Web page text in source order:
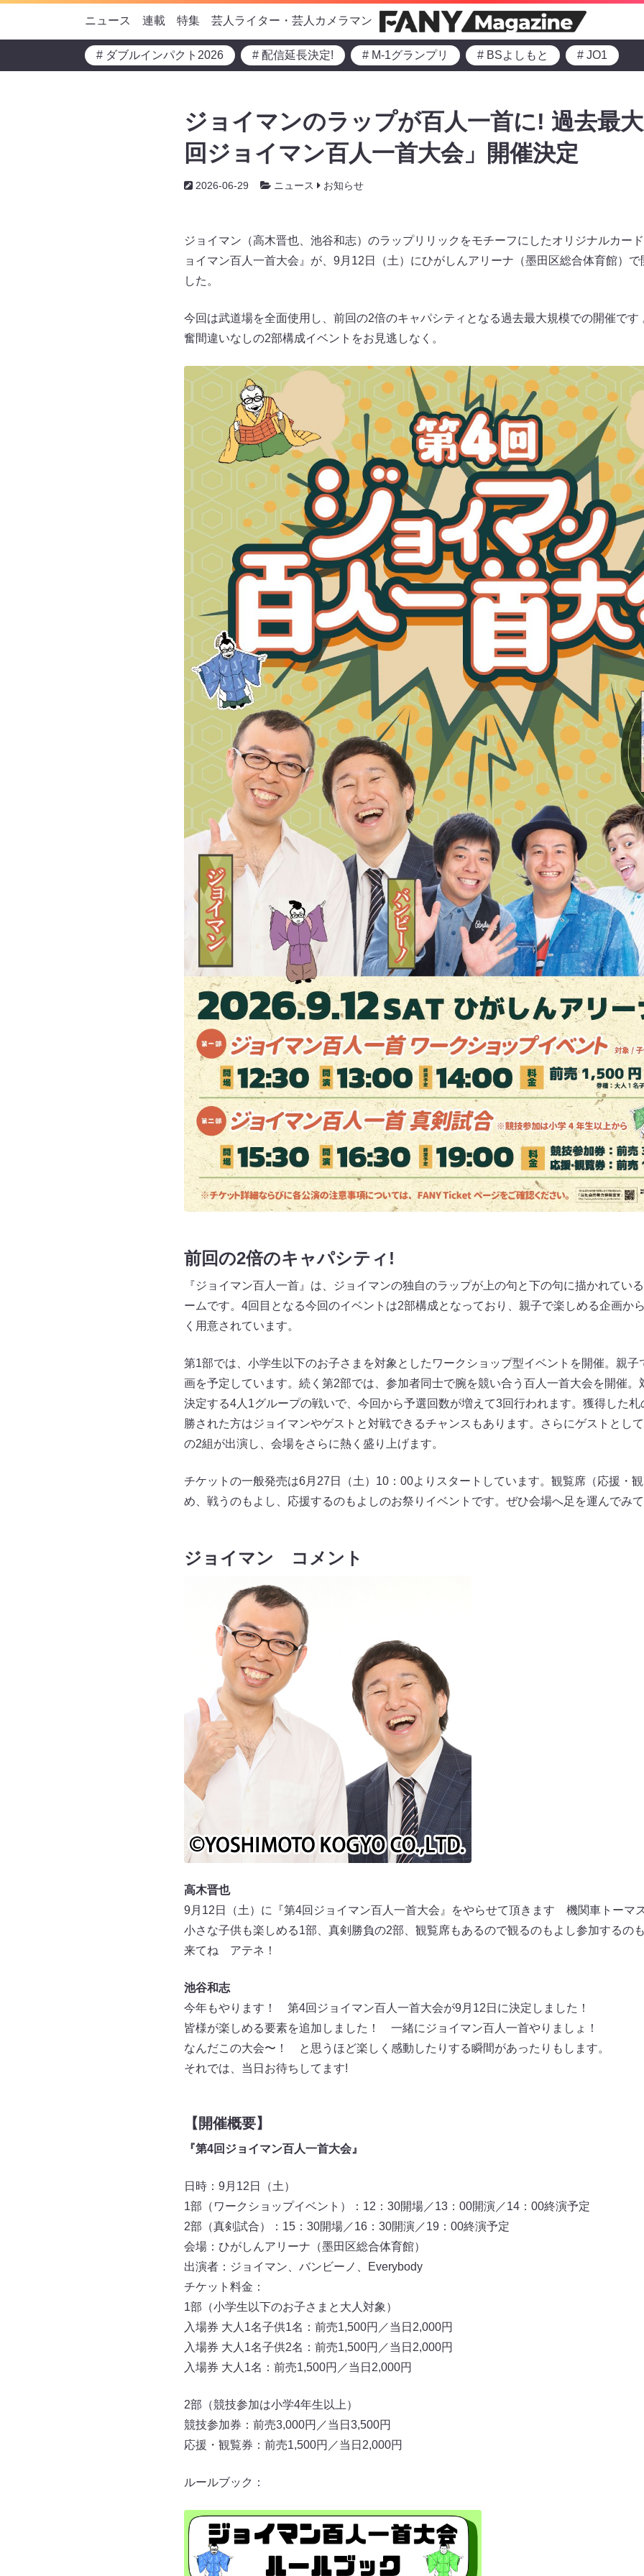
ニュース 連載 特集 芸人ライター・芸人カメラマン
# ダブルインパクト2026 # 配信延長決定! # M-1グランプリ # BSよしもと # JO1
ジョイマンのラップが百人一首に! 過去最
回ジョイマン百人一首大会」開催決定
2026-06-29 ニュース お知らせ
ジョイマン（高木晋也、池谷和志）のラップリリックをモチーフにしたオリジナルカー
ョイマン百人一首大会』が、9月12日（土）にひがしんアリーナ（墨田区総合体育館）で
した。
今回は武道場を全面使用し、前回の2倍のキャパシティとなる過去最大規模での開催です
奮間違いなしの2部構成イベントをお見逃しなく。
前回の2倍のキャパシティ!
『ジョイマン百人一首』は、ジョイマンの独自のラップが上の句と下の句に描かれてい
ームです。4回目となる今回のイベントは2部構成となっており、親子で楽しめる企画か
く用意されています。
第1部では、小学生以下のお子さまを対象としたワークショップ型イベントを開催。親子
画を予定しています。続く第2部では、参加者同士で腕を競い合う百人一首大会を開催。
決定する4人1グループの戦いで、今回から予選回数が増えて3回行われます。獲得した
勝された方はジョイマンやゲストと対戦できるチャンスもあります。さらにゲストとし
の2組が出演し、会場をさらに熱く盛り上げます。
チケットの一般発売は6月27日（土）10：00よりスタートしています。観覧席（応援・
め、戦うのもよし、応援するのもよしのお祭りイベントです。ぜひ会場へ足を運んでみて
ジョイマン コメント
高木晋也
9月12日（土）に『第4回ジョイマン百人一首大会』をやらせて頂きます 機関車トーマス
小さな子供も楽しめる1部、真剣勝負の2部、観覧席もあるので観るのもよし参加するの
来てね アテネ！
池谷和志
今年もやります！ 第4回ジョイマン百人一首大会が9月12日に決定しました！
皆様が楽しめる要素を追加しました！ 一緒にジョイマン百人一首やりましょ！
なんだこの大会〜！ と思うほど楽しく感動したりする瞬間があったりもします。
それでは、当日お待ちしてます!
【開催概要】
『第4回ジョイマン百人一首大会』
日時：9月12日（土）
1部（ワークショップイベント）：12：30開場／13：00開演／14：00終演予定
2部（真剣試合）：15：30開場／16：30開演／19：00終演予定
会場：ひがしんアリーナ（墨田区総合体育館）
出演者：ジョイマン、バンビーノ、Everybody
チケット料金：
1部（小学生以下のお子さまと大人対象）
入場券 大人1名子供1名：前売1,500円／当日2,000円
入場券 大人1名子供2名：前売1,500円／当日2,000円
入場券 大人1名：前売1,500円／当日2,000円
2部（競技参加は小学4年生以上）
競技参加券：前売3,000円／当日3,500円
応援・観覧券：前売1,500円／当日2,000円
ルールブック：